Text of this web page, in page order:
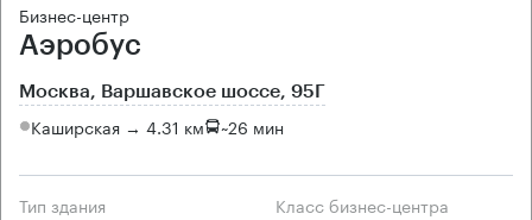
Бизнес-центр
Аэробус
Москва, Варшавское шоссе, 95Г
Каширская → 4.31 км ~26 мин
Тип здания Класс бизнес-центра